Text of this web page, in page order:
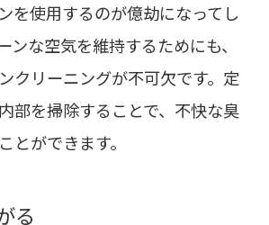
を使用するのが億劫になってし
ンな空気を維持するためにも、
クリーニングが不可欠です。定
部を掃除することで、不快な臭
とができます。
る